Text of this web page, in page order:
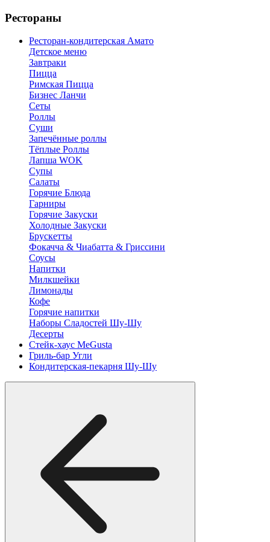
Рестораны
Ресторан-кондитерская Амато
Детское меню
Завтраки
Пицца
Римская Пицца
Бизнес Ланчи
Сеты
Роллы
Суши
Запечённые роллы
Тёплые Роллы
Лапша WOK
Супы
Салаты
Горячие Блюда
Гарниры
Горячие Закуски
Холодные Закуски
Брускетты
Фокачча & Чиабатта & Гриссини
Соусы
Напитки
Милкшейки
Лимонады
Кофе
Горячие напитки
Наборы Сладостей Шу-Шу
Десерты
Стейк-хаус MeGusta
Гриль-бар Угли
Кондитерская-пекарня Шу-Шу